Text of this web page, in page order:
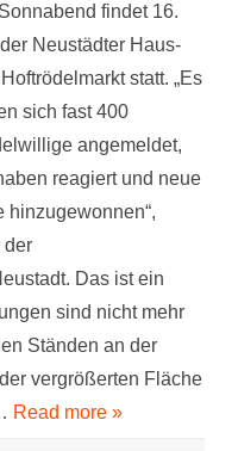
5.
findet 16.
Neustädter Haus-
statt. „Es
sich fast 400
angemeldet,
reagiert und neue
hinzugewonnen“,
der
Das ist ein
sind nicht mehr
Ständen an der
vergrößerten Fläche
Read more »